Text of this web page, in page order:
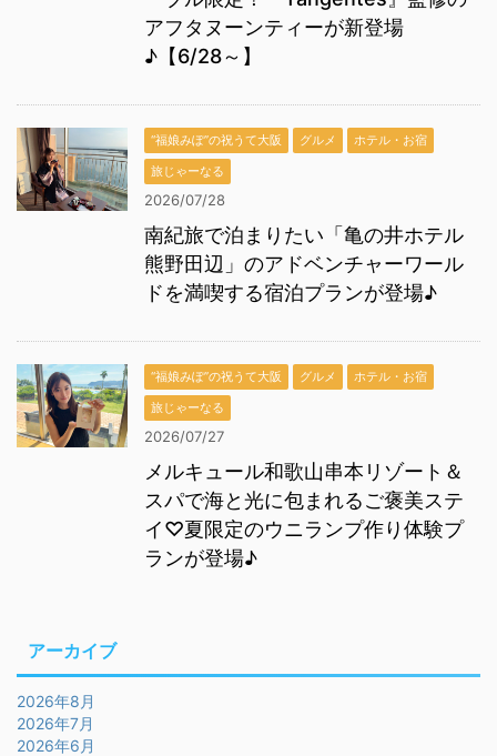
アフタヌーンティーが新登場
♪【6/28～】
“福娘みぽ”の祝うて大阪 グルメ
ホテル・お宿
旅じゃーなる
2026/07/28
南紀旅で泊まりたい「亀の井ホテル
熊野田辺」のアドベンチャーワール
ドを満喫する宿泊プランが登場♪
“福娘みぽ”の祝うて大阪 グルメ
ホテル・お宿
旅じゃーなる
2026/07/27
メルキュール和歌山串本リゾート＆
スパで海と光に包まれるご褒美ステ
イ♡夏限定のウニランプ作り体験プ
ランが登場♪
アーカイブ
2026年8月
2026年7月
2026年6月